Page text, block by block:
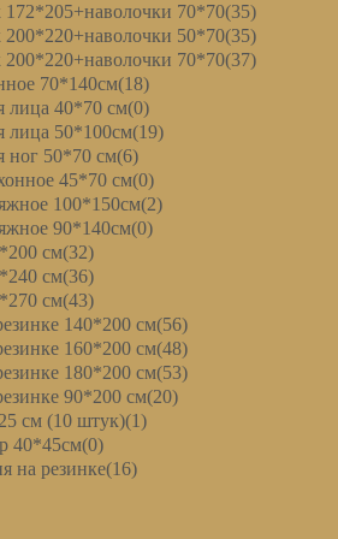
172*205+наволочки 70*70(35)
200*220+наволочки 50*70(35)
200*220+наволочки 70*70(37)
70*140см(18)
лица 40*70 см(0)
лица 50*100см(19)
ног 50*70 см(6)
45*70 см(0)
100*150см(2)
90*140см(0)
см(32)
см(36)
см(43)
140*200 см(56)
160*200 см(48)
180*200 см(53)
90*200 см(20)
см (10 штук)(1)
40*45см(0)
на резинке(16)